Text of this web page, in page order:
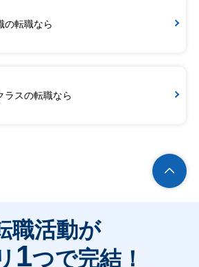
の転職なら
ラスの転職なら
職活動が
1つで完結！